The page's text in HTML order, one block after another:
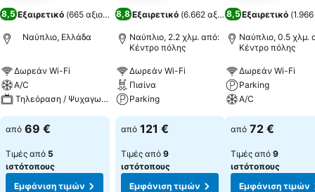
8,5 Εξαιρετικό (665 αξιολογήσεις)
Ναύπλιο, Ελλάδα
Δωρεάν Wi-Fi
A/C
Τηλεόραση / Ψυχαγωγία
από 69 €
Τιμές από 5
ιστότοπους
Εμφάνιση τιμών
8,8Εξαιρετικό (6.662 αξιολογήσεις)
Ναύπλιο, 2.2 χλμ. από:
Κέντρο πόλης
Δωρεάν Wi-Fi
Πισίνα
Parking
από 121 €
Τιμές από 9
ιστότοπους
Εμφάνιση τιμών
8,5Εξαιρετικό (1.966
Ναύπλιο, 0.5 χλμ.
Κέντρο πόλης
Δωρεάν Wi-Fi
Parking
A/C
από 72 €
Τιμές από 9
ιστότοπους
Εμφάνιση τιμών